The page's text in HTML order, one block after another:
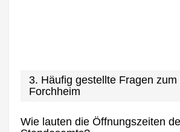
3. Häufig gestellte Fragen
Forchheim
Wie lauten die Öffnungszeiten